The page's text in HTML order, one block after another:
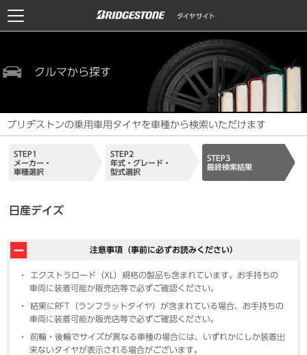
クルマから探す
ブリヂストンの乗用車用タイヤを車種から検索いただけます
STEP1
メーカー・
車種選択
STEP2
年式・グレード・
型式選択
STEP3
最終検索結果
日産デイズ
注意事項（事前に必ずお読みください）
エクストラロード（XL）規格の製品も含まれています。お手持ちの
車両に装着可能か販売店等で必ずご確認ください。
結果にRFT（ランフラットタイヤ）が含まれている場合、お手持ちの
車両に装着可能か販売店等で必ずご確認ください。
前輪・後輪でサイズが異なる車種の場合には、いずれかにしか装着出
来ないタイヤが表示される場合がございます。